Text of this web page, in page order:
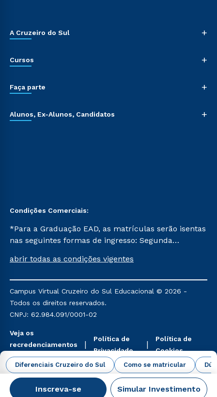
Diferenciais Cruzeiro do Sul Como se matricular
Inscreva-se Simular Investimento
A Cruzeiro do Sul +
Cursos +
Faça parte +
Alunos, Ex-Alunos, Candidatos +
Condições Comerciais:
*Para a Graduação EAD, as matrículas serão isentas
nas seguintes formas de ingresso: Segunda
Já para as demais, a taxa de matrícula será de R$
mencionadas são referentes aos cursos: Ensino
Religioso, Geografia para a Docência e Metodologia
do Ensino de História: Questões Atuais.
abrir todas as condições vigentes
Campus Virtual Cruzeiro do Sul Educacional © 2026 -
Todos os direitos reservados.
CNPJ: 62.984.091/0001-02
Veja os
recredenciamentos
aqui
Política de
Privacidade
Política de
Cookies